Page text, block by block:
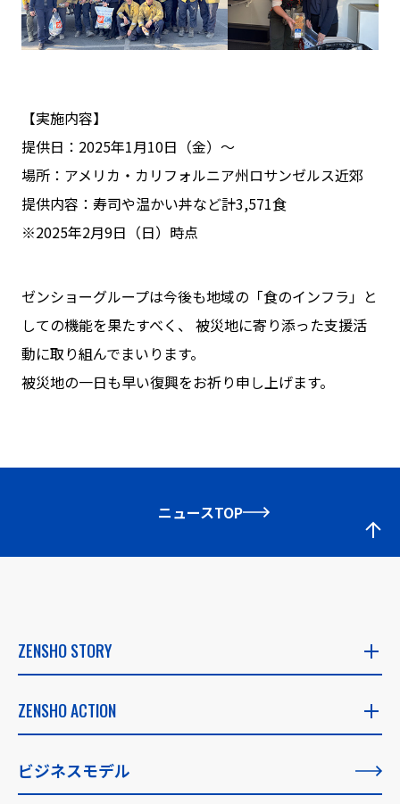
【実施内容】
提供日：2025年1月10日（金）～
場所：アメリカ・カリフォルニア州ロサンゼルス近郊
提供内容：寿司や温かい丼など計3,571食
※2025年2月9日（日）時点
ゼンショーグループは今後も地域の「食のインフラ」と
しての機能を果たすべく、 被災地に寄り添った支援活
動に取り組んでまいります。
被災地の一日も早い復興をお祈り申し上げます。
ニュースTOP
ZENSHO STORY
ZENSHO STORY
創業者メッセージ
ZENSHO ACTION
ZENSHO ACTION
ビジネスモデル